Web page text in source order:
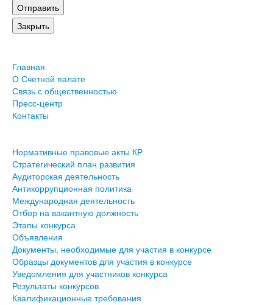
Главная
О Счетной палате
Связь с общественностью
Пресс-центр
Контакты
Нормативные правовые акты КР
Стратегический план развития
Аудиторская деятельность
Антикоррупционная политика
Международная деятельность
Отбор на вакантную должность
Этапы конкурса
Объявления
Документы, необходимые для участия в конкурсе
Образцы документов для участия в конкурсе
Уведомления для участников конкурса
Результаты конкурсов
Квалификационные требования